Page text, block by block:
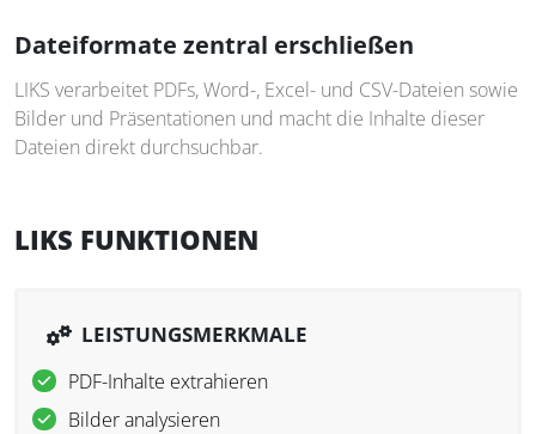
Dateiformate zentral erschließen
LIKS verarbeitet PDFs, Word-, Excel- und CSV-Dateien sowie
Bilder und Präsentationen und macht die Inhalte dieser
Dateien direkt durchsuchbar.
LIKS FUNKTIONEN
LEISTUNGSMERKMALE
PDF-Inhalte extrahieren
Bilder analysieren